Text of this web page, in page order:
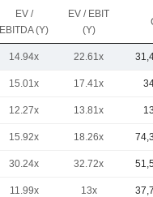
EV /
EBITDA (Y)
EV / EBIT
(Y)
14.94x 22.61x
15.01x 17.41x
12.27x 13.81x
15.92x 18.26x
30.24x 32.72x
11.99x 13x